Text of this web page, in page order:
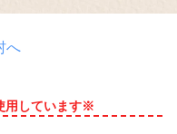
用しています※